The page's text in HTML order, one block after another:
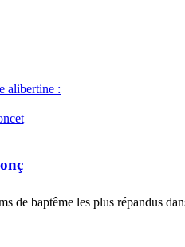
alibertine :
de baptême les plus répandus